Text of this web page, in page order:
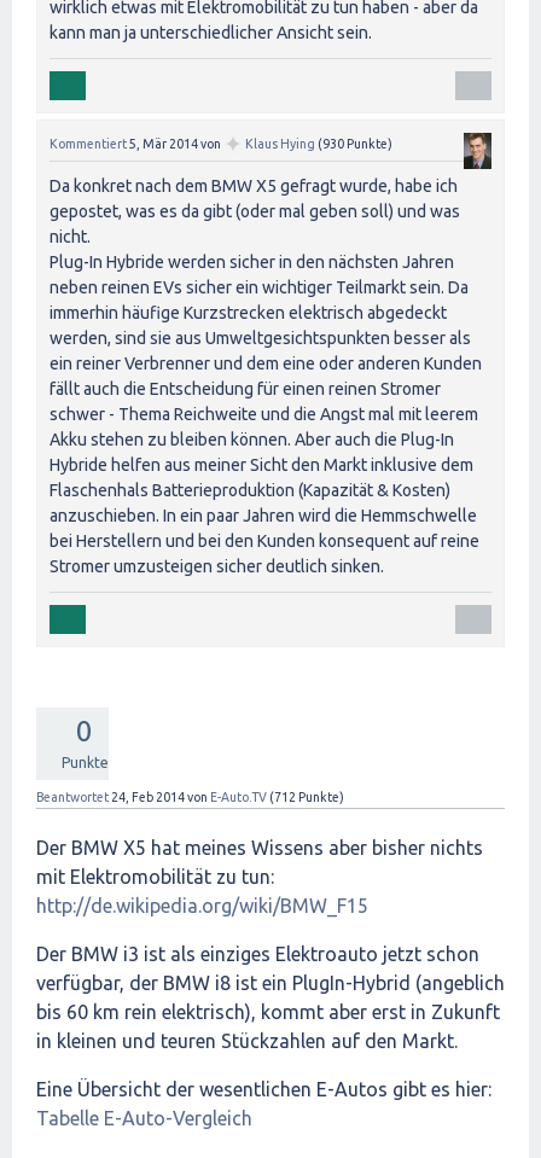
wirklich etwas mit Elektromobilität zu tun haben - aber da
kann man ja unterschiedlicher Ansicht sein.
Kommentiert5, Mär 2014von ✦ Klaus Hying (930 Punkte)
Da konkret nach dem BMW X5 gefragt wurde, habe ich
gepostet, was es da gibt (oder mal geben soll) und was
nicht.
Plug-In Hybride werden sicher in den nächsten Jahren
neben reinen EVs sicher ein wichtiger Teilmarkt sein. Da
immerhin häufige Kurzstrecken elektrisch abgedeckt
werden, sind sie aus Umweltgesichtspunkten besser als
ein reiner Verbrenner und dem eine oder anderen Kunden
fällt auch die Entscheidung für einen reinen Stromer
schwer - Thema Reichweite und die Angst mal mit leerem
Akku stehen zu bleiben können. Aber auch die Plug-In
Hybride helfen aus meiner Sicht den Markt inklusive dem
Flaschenhals Batterieproduktion (Kapazität & Kosten)
anzuschieben. In ein paar Jahren wird die Hemmschwelle
bei Herstellern und bei den Kunden konsequent auf reine
Stromer umzusteigen sicher deutlich sinken.
0
Punkte
Beantwortet 24, Feb 2014von E-Auto.TV (712 Punkte)
Der BMW X5 hat meines Wissens aber bisher nichts
mit Elektromobilität zu tun:
http://de.wikipedia.org/wiki/BMW_F15
Der BMW i3 ist als einziges Elektroauto jetzt schon
verfügbar, der BMW i8 ist ein PlugIn-Hybrid (angeblich
bis 60 km rein elektrisch), kommt aber erst in Zukunft
in kleinen und teuren Stückzahlen auf den Markt.
Eine Übersicht der wesentlichen E-Autos gibt es hier:
Tabelle E-Auto-Vergleich